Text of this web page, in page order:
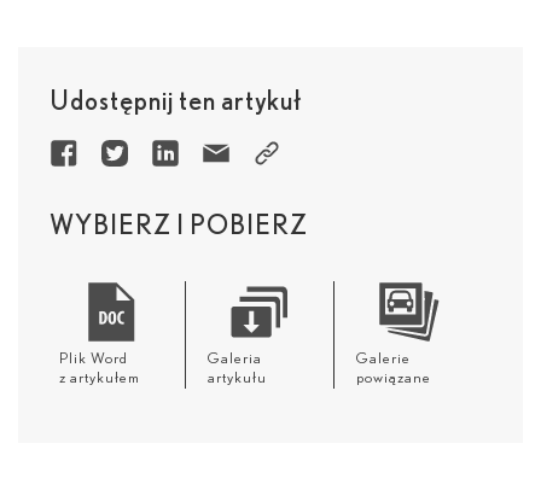
WYBIERZ I POBIERZ
Plik Word
z artykułem
Galeria
artykułu
Galerie
powiązane
Udostępnij ten artykuł